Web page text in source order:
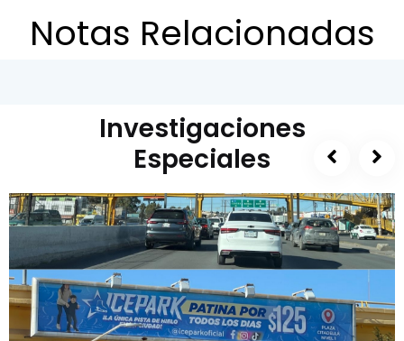
Notas Relacionadas
Investigaciones
Especiales